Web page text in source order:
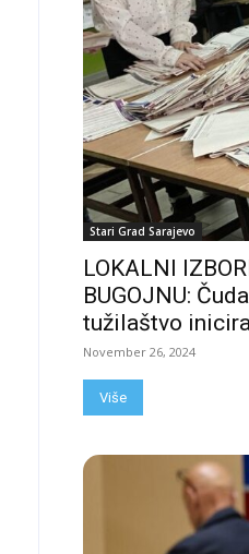
Stari Grad Sarajevo
LOKALNI
BUGOJNU:
tužilaštvo inicira
November 26, 2024
Više